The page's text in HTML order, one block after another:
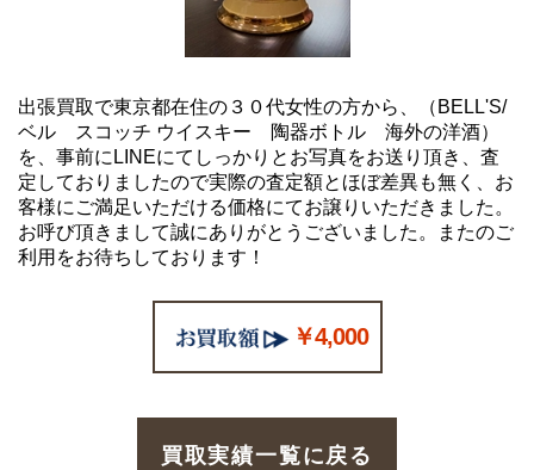
出張買取で東京都在住の３０代女性の方から、（BELL'S/
ベル スコッチ ウイスキー 陶器ボトル 海外の洋酒）
を、事前にLINEにてしっかりとお写真をお送り頂き、査
定しておりましたので実際の査定額とほぼ差異も無く、お
客様にご満足いただける価格にてお譲りいただきました。
お呼び頂きまして誠にありがとうございました。またのご
利用をお待ちしております！
￥4,000
買取実績一覧に戻る